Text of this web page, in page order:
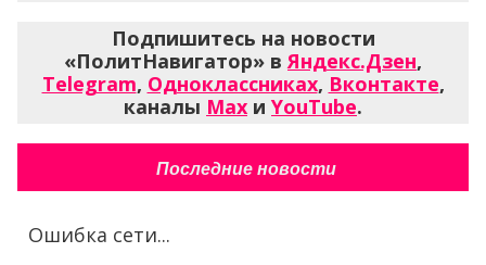
Подпишитесь на новости
«ПолитНавигатор» в Яндекс.Дзен,
Telegram, Одноклассниках, Вконтакте,
каналы Max и YouTube.
Последние новости
Ошибка сети...